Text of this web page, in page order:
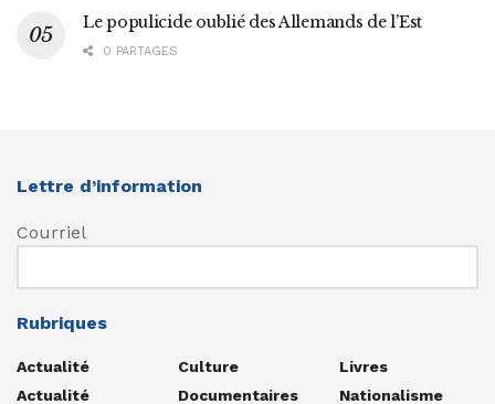
Le populicide oublié des Allemands de l’Est
0 PARTAGES
Lettre d’information
Courriel
Rubriques
Actualité
Actualité
Culture
Documentaires
Livres
Nationalisme